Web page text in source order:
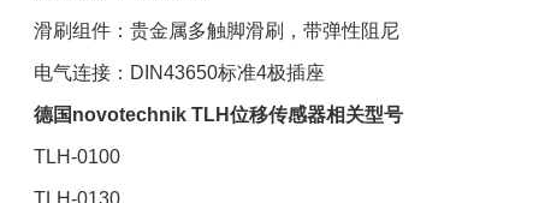
滑刷组件：贵金属多触脚滑刷，带弹性阻尼
电气连接：DIN43650标准4极插座
德国novotechnik TLH位移传感器相关型号
TLH-0100
TLH-0130